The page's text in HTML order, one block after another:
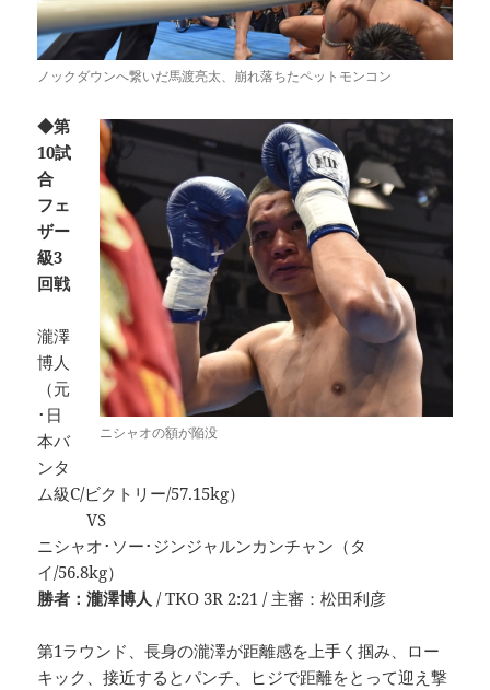
ノックダウンへ繋いだ馬渡亮太、崩れ落ちたペットモンコン
ニシャオの額が陥没
◆第
10試
合
フェ
ザー
級3
回戦
瀧澤
博人
（元
･日
本バ
ンタ
ム級C/ビクトリー/57.15kg）
VS
ニシャオ･ソー･ジンジャルンカンチャン（タ
イ/56.8kg）
勝者：瀧澤博人 / TKO 3R 2:21 / 主審：松田利彦
第1ラウンド、長身の瀧澤が距離感を上手く掴み、ロー
キック、接近するとパンチ、ヒジで距離をとって迎え撃